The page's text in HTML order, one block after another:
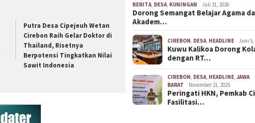
Putra Desa Cipejeuh Wetan
Cirebon Raih Gelar Doktor di
Thailand, Risetnya
Berpotensi Tingkatkan Nilai
Sawit Indonesia
BERITA, DESA, KUNINGAN Juli 31, 2026
Dorong Semangat Belajar Agama
Akadem…
CIREBON, DESA, HEADLINE Juni 5,
Kuwu Kalikoa Dorong
dengan RT…
CIREBON, DESA, HEADLINE,JAWA
BARAT
November 21, 2025
Peringati HKN, Pemkab
Fasilitasi…